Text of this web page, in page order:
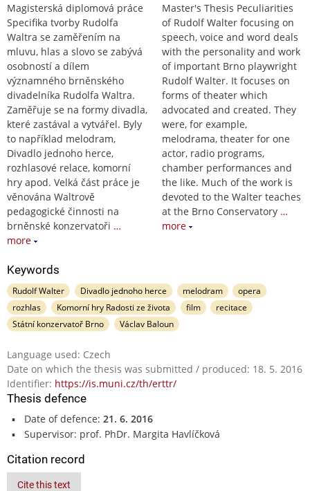
Magisterská diplomová práce
Specifika tvorby Rudolfa
Waltra se zaměřením na
mluvu, hlas a slovo se zabývá
osobností a dílem
významného brněnského
divadelníka Rudolfa Waltra.
Zaměřuje se na formy divadla,
které zastával a vytvářel. Byly
to například melodram,
Divadlo jednoho herce,
rozhlasové relace, komorní
hry apod. Velká část práce je
věnována Waltrově
pedagogické činnosti na
brněnské konzervatoři …
more
Master's Thesis Peculiarities
of Rudolf Walter focusing on
speech, voice and word deals
with the personality and work
of important Brno playwright
Rudolf Walter. It focuses on
forms of theater which
advocated and created. They
were, for example,
melodrama, theater for one
actor, radio programs,
chamber performances and
the like. Much of the work is
devoted to the Walter teaches
at the Brno Conservatory …
more
Keywords
Rudolf Walter Divadlo jednoho herce melodram
opera
rozhlas
Komorní hry Radosti ze života film
recitace
Státní konzervatoř Brno
Václav Baloun
Language used: Czech
Date on which the thesis was submitted / produced: 18. 5. 2016
Identifier: https://is.muni.cz/th/erttr/
Thesis defence
Date of defence: 21. 6. 2016
Supervisor: prof. PhDr. Margita Havlíčková
Citation record
Cite this text